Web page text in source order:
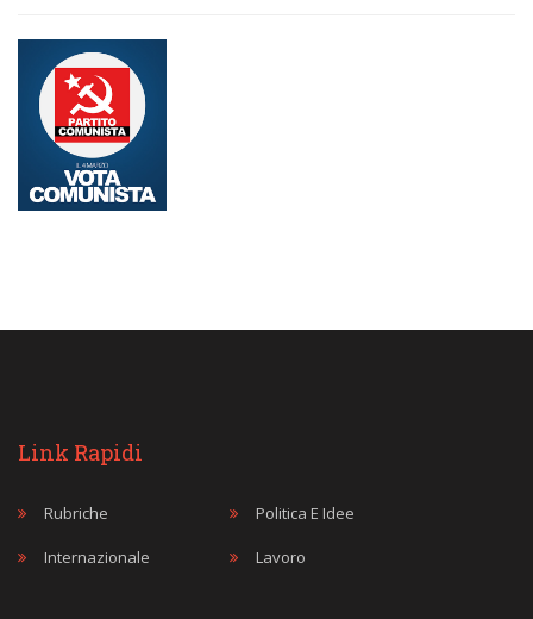
Link Rapidi
Rubriche Politica E Idee
Internazionale Lavoro